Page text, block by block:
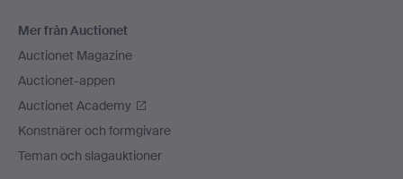
Mer från Auctionet
Auctionet Magazine
Auctionet-appen
Auctionet Academy
Konstnärer och formgivare
Teman och slagauktioner